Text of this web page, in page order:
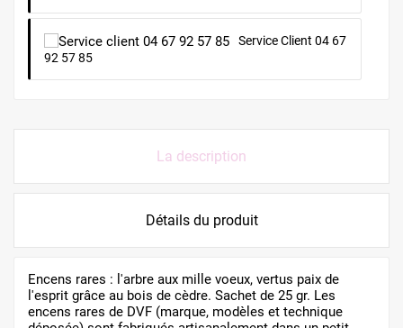
Service Client 04 67
92 57 85
La description
Détails du produit
Encens rares : l'arbre aux mille voeux, vertus paix de
l'esprit grâce au bois de cèdre. Sachet de 25 gr. Les
encens rares de DVF (marque, modèles et technique